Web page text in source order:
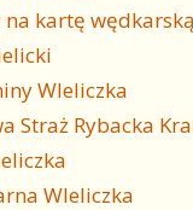
na kartę wędkarską
WIeliczka
Straż Rybacka
WIeliczka